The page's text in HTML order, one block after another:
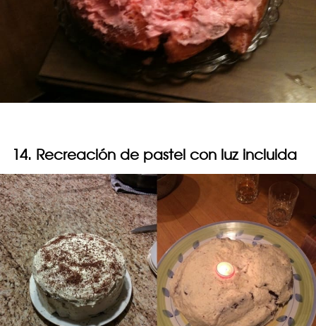
14. Recreación de pastel con luz incluida